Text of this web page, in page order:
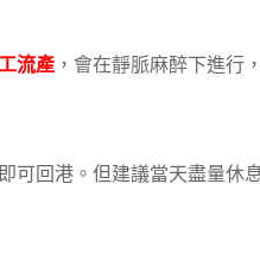
流產 ，會在靜脈麻醉下進行
可回港。但建議當天盡量休